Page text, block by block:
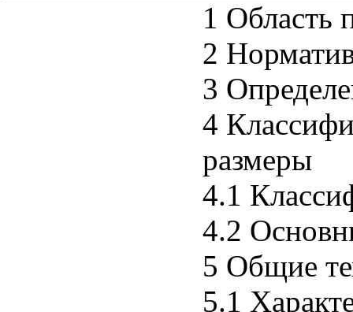
1 Область
2
3
4
размеры
4.1
4.2
5 Общие
5.1